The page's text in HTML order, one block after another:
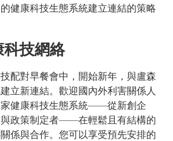
健康科技生態系統建立連結的策略
技網絡
配對早餐會中，開始新年，與盧森
立新連結。歡迎國內外利害關係人
健康科技生態系統——從新創企
政策制定者——在輕鬆且有結構的
係與合作。您可以享受預先安排的